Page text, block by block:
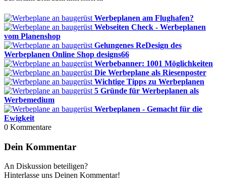
Werbeplanen am Flughafen?
Webseiten Check - Werbeplanen
vom Planenshop
Gelungenes ReDesign des
Werbeplanen Online Shop designs66
Werbebanner: 1001 Möglichkeiten
Die Werbeplane als Riesenposter
Wichtige Tipps zu Werbeplanen
5 Gründe für Werbeplanen als
Werbemedium
Werbeplanen - Gemacht für die
Ewigkeit
0 Kommentare
Dein Kommentar
An Diskussion beteiligen?
Hinterlasse uns Deinen Kommentar!